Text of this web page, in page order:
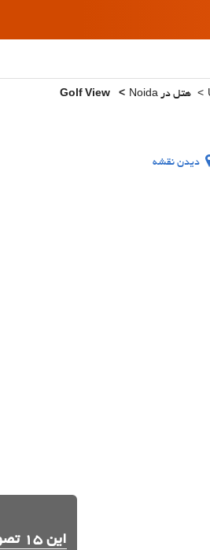
هتل در Noida
دیدن نقشه
این 15 تصویر را ببینید.